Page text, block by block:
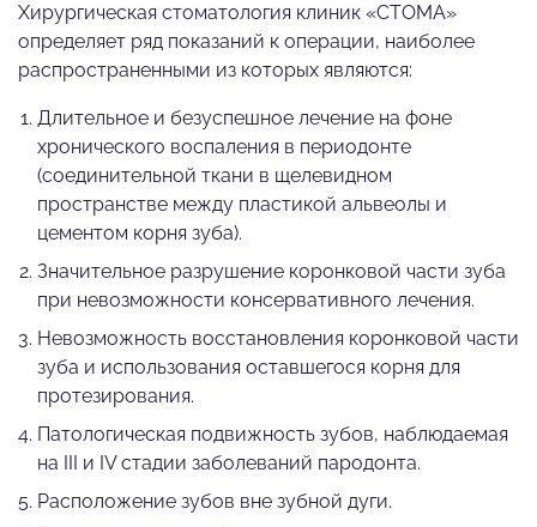
Хирургическая стоматология клиник «СТОМА»
определяет ряд показаний к операции, наиболее
распространенными из которых являются:
Длительное и безуспешное лечение на фоне
хронического воспаления в периодонте
(соединительной ткани в щелевидном
пространстве между пластикой альвеолы и
цементом корня зуба).
Значительное разрушение коронковой части зуба
при невозможности консервативного лечения.
Невозможность восстановления коронковой части
зуба и использования оставшегося корня для
протезирования.
Патологическая подвижность зубов, наблюдаемая
на III и IV стадии заболеваний пародонта.
Расположение зубов вне зубной дуги.